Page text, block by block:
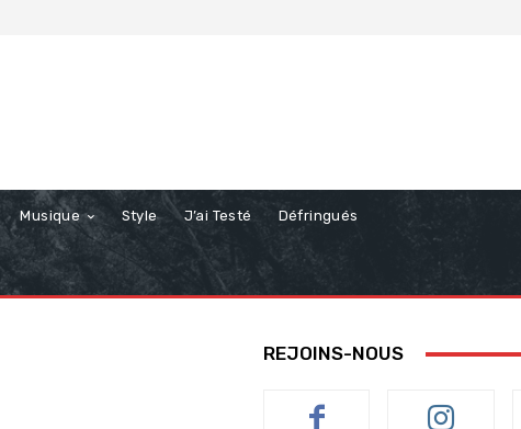
Musique Style J’ai Testé Défringués
REJOINS-NOUS